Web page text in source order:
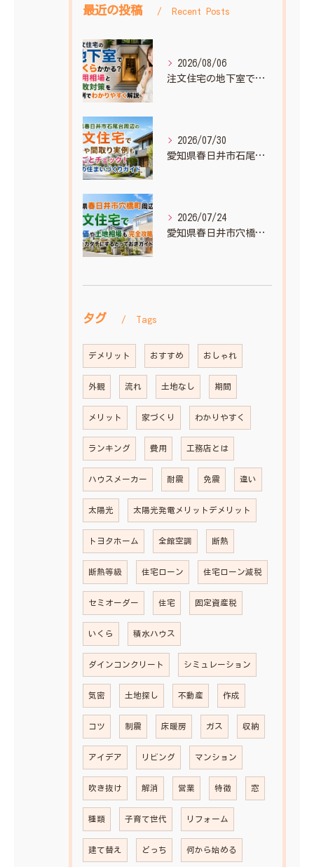
最近の投稿 Recent Posts
2026/08/06
注文住宅の地下室でいくらかかる？費用相場と失敗対策を実例でわかりやすく解説
2026/07/30
愛知県春日井市石尾台周辺の注文住宅で相場や間取り実例もまるごとチェック！理想の住まいづくりガイド
2026/07/24
愛知県春日井市穴橋町周辺の注文住宅で坪単価や土地相場も完全攻略！理想をカタチにするとっておきガイド
タグ Tags
デメリット おすすめ おしゃれ
外観 流れ 土地なし 期間
メリット 家づくり わかりやすく
ランキング 費用 工務店とは
ハウスメーカー 耐震 免震 違い
太陽光 太陽光発電メリットデメリット
トヨタホーム 全館空調 断熱
断熱等級 住宅ローン 住宅ローン減税
セミオーダー 住宅 固定資産税
いくら 積水ハウス
ダインコンクリート シミュレーション
気密 土地探し 不動産 作成
コツ 制震 床暖房 ガス 収納
アイデア リビング マンション
吹き抜け 解消 営業 特徴 窓
種類 子育て世代 リフォーム
建て替え どっち 何から始める